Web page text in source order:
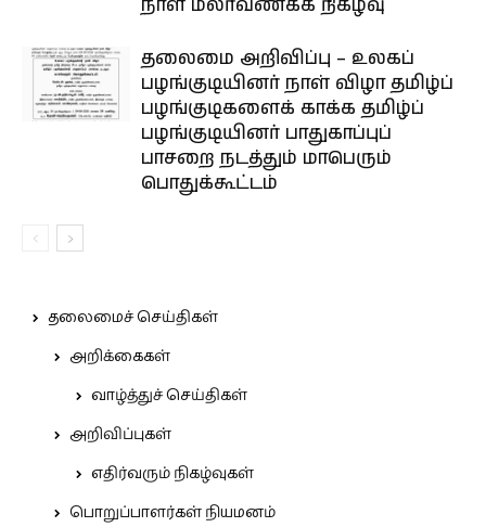
நாள் மலர்வணக்க நிகழ்வு
தலைமை அறிவிப்பு – உலகப்
பழங்குடியினர் நாள் விழா தமிழ்ப்
பழங்குடிகளைக் காக்க தமிழ்ப்
பழங்குடியினர் பாதுகாப்புப்
பாசறை நடத்தும் மாபெரும்
பொதுக்கூட்டம்
தலைமைச் செய்திகள்
அறிக்கைகள்
வாழ்த்துச் செய்திகள்
அறிவிப்புகள்
எதிர்வரும் நிகழ்வுகள்
பொறுப்பாளர்கள் நியமனம்